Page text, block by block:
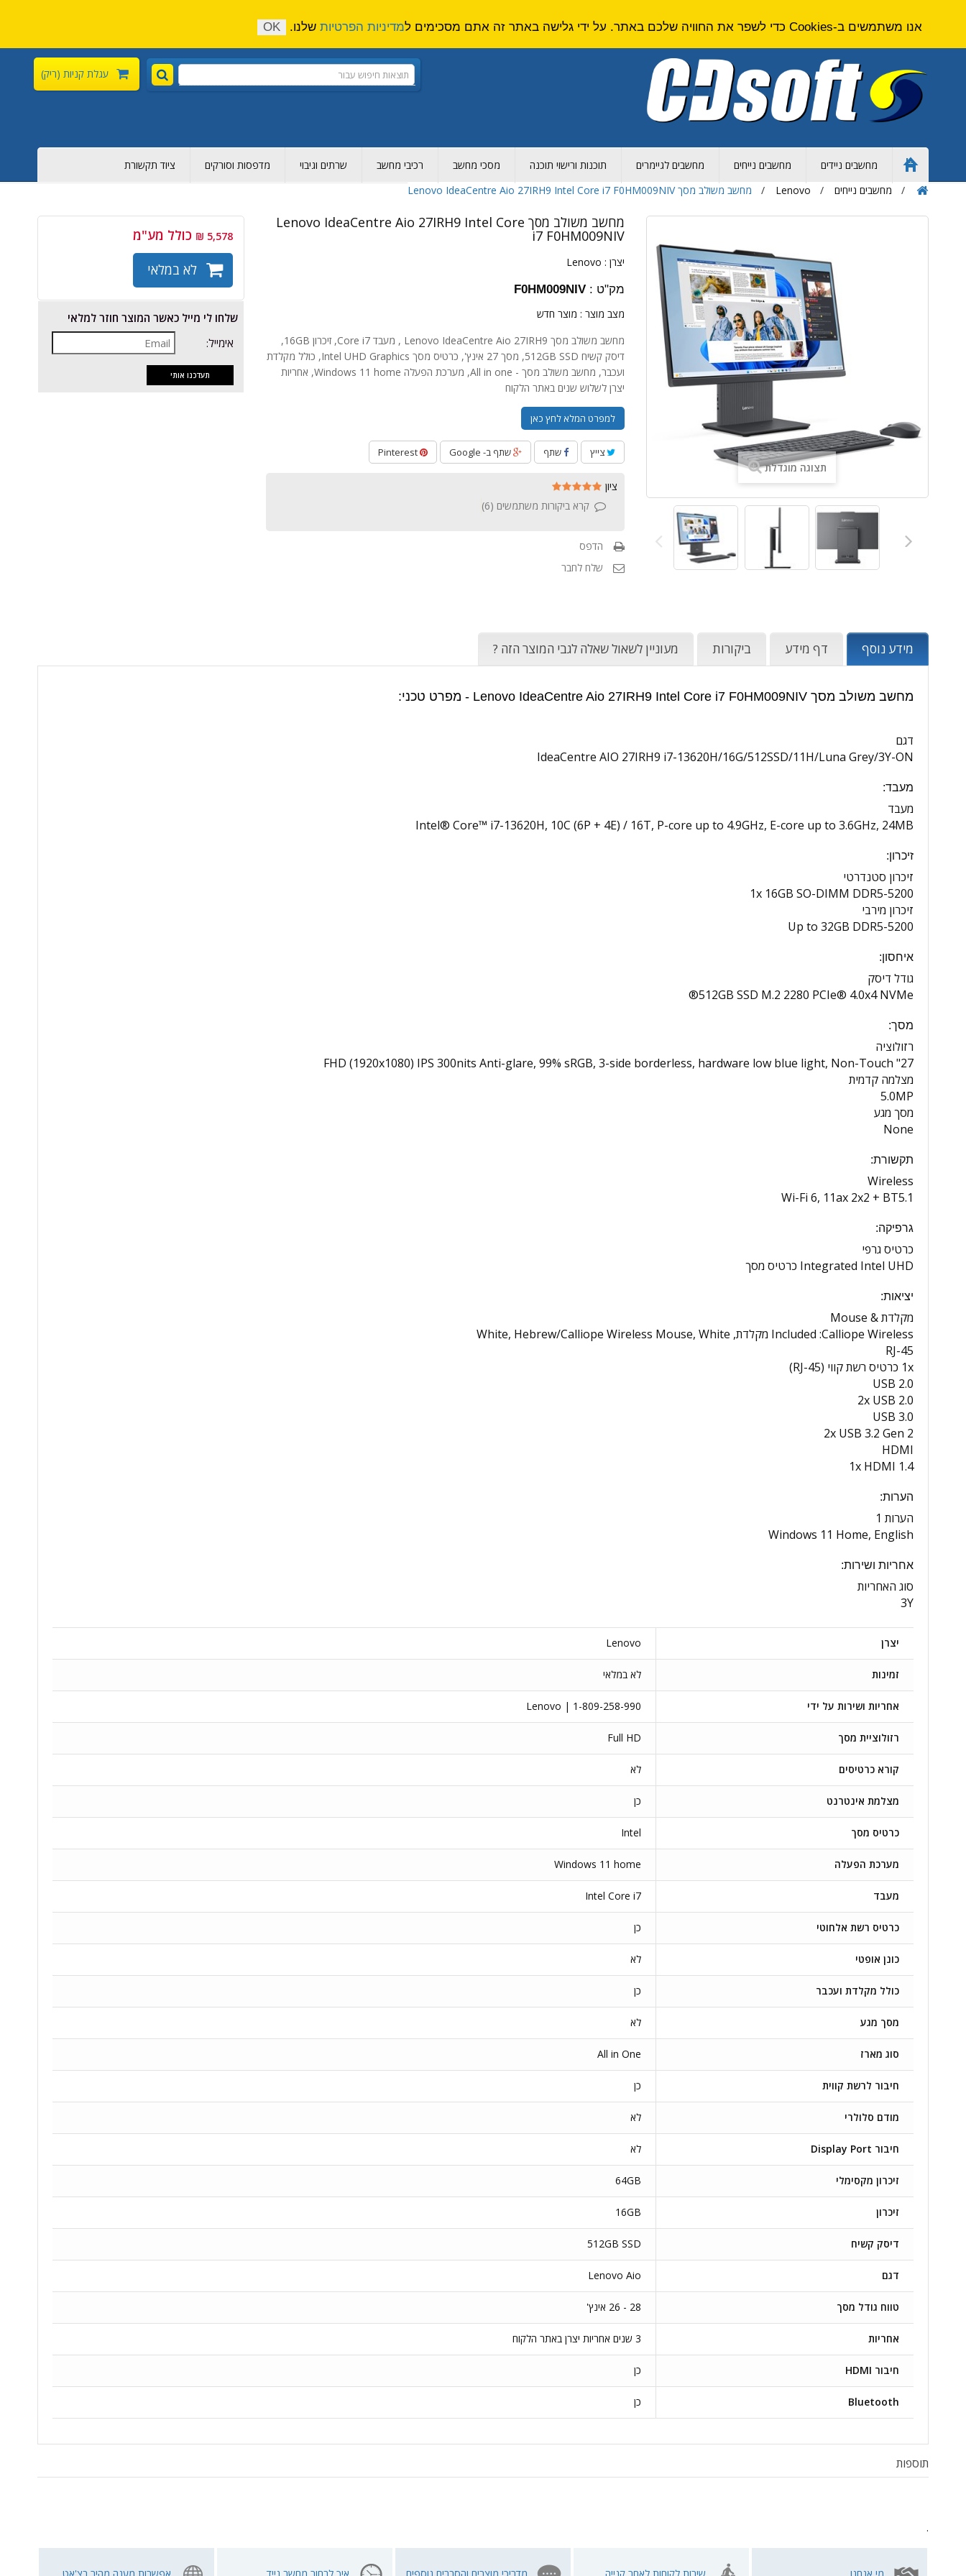
עגלת קניות (ריק)
Home
Page
מחשבים ניידים מחשבים נייחים מחשבים לגיימרים תוכנות ורישוי תוכנה מסכי מחשב רכיבי מחשב שרתים וגיבוי מדפסות וסורקים
ציוד תקשורת
מחשבים נייחים
Lenovo מחשב משולב מסך Lenovo IdeaCentre Aio 27IRH9 Intel Core i7 F0HM009NIV
תצוגה מוגדלת
מחשב משולב מסך Lenovo IdeaCentre Aio 27IRH9 Intel Core
i7 F0HM009NIV
יצרן : Lenovo
מק"ט : F0HM009NIV
מצב מוצר : מוצר חדש
מחשב משולב מסך Lenovo IdeaCentre Aio 27IRH9 , מעבד Core i7, זיכרון 16GB,
דיסק קשיח 512GB SSD, מסך 27 אינץ', כרטיס מסך Intel UHD Graphics, כולל מקלדת
ועכבר, מחשב משולב מסך - All in one, מערכת הפעלה Windows 11 home, אחריות
יצרן לשלוש שנים באתר הלקוח
למפרט המלא לחץ כאן
צייץ שתף שתף ב- Google Pinterest
ציון
קרא ביקורות משתמשים (6
)
הדפס
שלח לחבר
5,578 ₪
כולל מע"מ
לא במלאי
שלחו לי מייל כאשר המוצר חוזר למלאי
אימייל:
מידע נוסף דף מידע ביקורות מעוניין לשאול שאלה לגבי המוצר הזה ?
מחשב משולב מסך Lenovo IdeaCentre Aio 27IRH9 Intel Core i7 F0HM009NIV - מפרט טכני:
דגם
IdeaCentre AIO 27IRH9 i7-13620H/16G/512SSD/11H/Luna Grey/3Y-ON
מעבד:
מעבד
Intel® Core™ i7-13620H, 10C (6P + 4E) / 16T, P-core up to 4.9GHz, E-core up to 3.6GHz, 24MB
זיכרון:
זיכרון סטנדרטי
1x 16GB SO-DIMM DDR5-5200
זיכרון מירבי
Up to 32GB DDR5-5200
איחסון:
גודל דיסק
512GB SSD M.2 2280 PCIe® 4.0x4 NVMe®
מסך:
רזולוציה
27" FHD (1920x1080) IPS 300nits Anti-glare, 99% sRGB, 3-side borderless, hardware low blue light, Non-Touch
מצלמה קדמית
5.0MP
מסך מגע
None
תקשורת:
Wireless
Wi-Fi 6, 11ax 2x2 + BT5.1
גרפיקה:
כרטיס גרפי
Integrated Intel UHD כרטיס מסך
יציאות:
מקלדת & Mouse
Included :Calliope Wireless מקלדת, White, Hebrew/Calliope Wireless Mouse, White
RJ-45
1x כרטיס רשת קווי (RJ-45)
USB 2.0
2x USB 2.0
USB 3.0
2x USB 3.2 Gen 2
HDMI
1x HDMI 1.4
הערות:
הערות 1
Windows 11 Home, English
אחריות ושירות:
סוג האחריות
3Y
יצרן Lenovo
זמינות לא במלאי
אחריות ושירות על ידי Lenovo | 1-809-258-990
רזולוציית מסך Full HD
קורא כרטיסים לא
מצלמת אינטרנט כן
כרטיס מסך Intel
מערכת הפעלה Windows 11 home
מעבד Intel Core i7
כרטיס רשת אלחוטי כן
כונן אופטי לא
כולל מקלדת ועכבר כן
מסך מגע לא
סוג מארז All in One
חיבור לרשת קווית כן
מודם סלולרי לא
חיבור Display Port לא
זיכרון מקסימלי 64GB
זיכרון 16GB
דיסק קשיח 512GB SSD
דגם Lenovo Aio
טווח גודל מסך 28 - 26 אינץ'
אחריות 3 שנים אחריות יצרן באתר הלקוח
חיבור HDMI כן
Bluetooth כן
תוספות
.
מי אנחנו שירות לקוחות לאחר קנייה מדריכי מוצרים והסברים נוספים איך לבחור מחשב נייד אפשרות מענה מהיר בצ'אט
אנו משתמשים ב-Cookies כדי לשפר את החוויה שלכם באתר. על ידי גלישה באתר זה אתם מסכימים ל מדיניות הפרטיות שלנו. OK